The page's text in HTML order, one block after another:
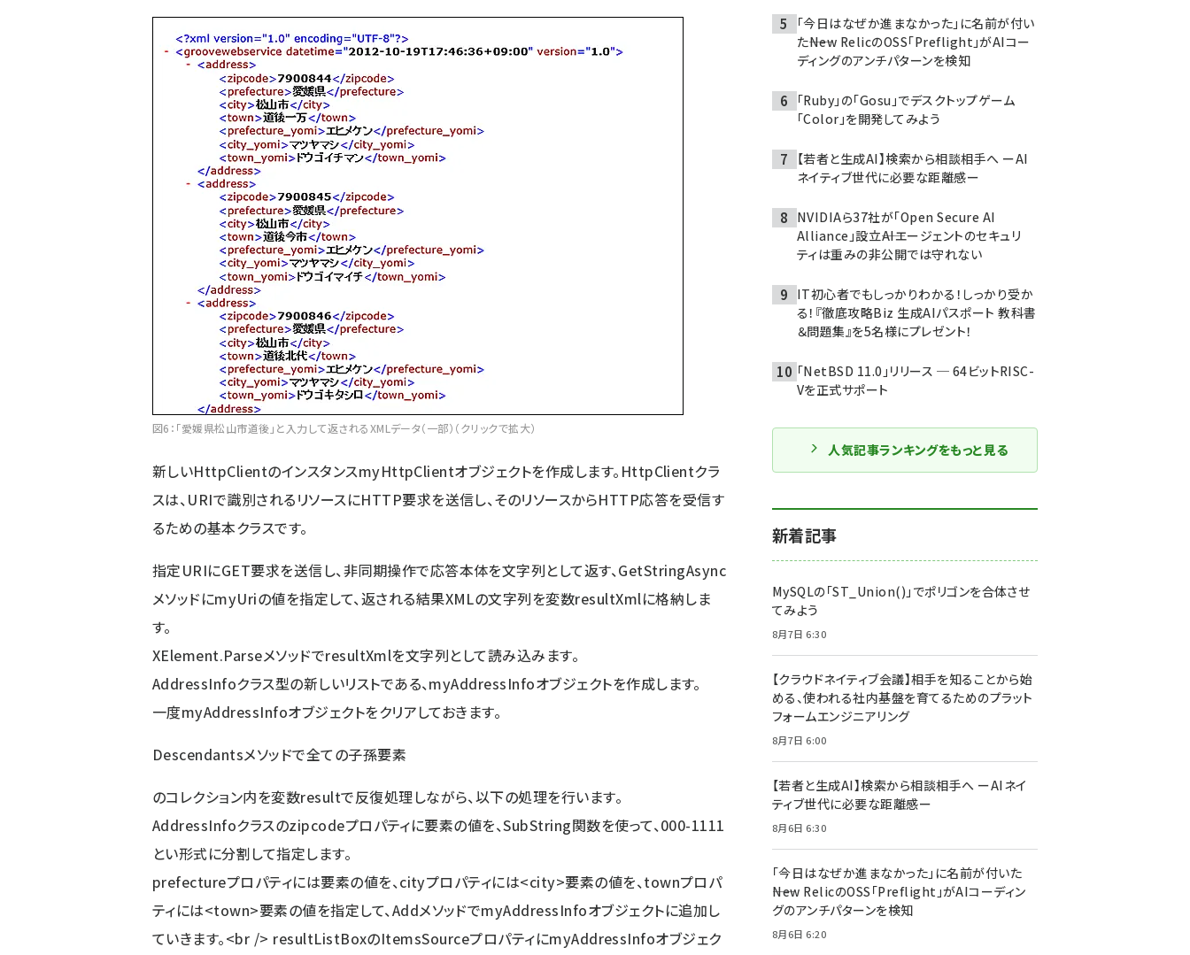
図6：「愛媛県松山市道後」と入力して返されるXMLデータ（一部）（クリックで拡大）
新しいHttpClientのインスタンスmyHttpClientオブジェクトを作成します。HttpClientクラ
スは、URIで識別されるリソースにHTTP要求を送信し、そのリソースからHTTP応答を受信す
るための基本クラスです。
指定URIにGET要求を送信し、非同期操作で応答本体を文字列として返す、GetStringAsync
メソッドにmyUriの値を指定して、返される結果XMLの文字列を変数resultXmlに格納しま
す。
XElement.ParseメソッドでresultXmlを文字列として読み込みます。
AddressInfoクラス型の新しいリストである、myAddressInfoオブジェクトを作成します。
一度myAddressInfoオブジェクトをクリアしておきます。
Descendantsメソッドで全ての子孫要素
のコレクション内を変数resultで反復処理しながら、以下の処理を行います。
AddressInfoクラスのzipcodeプロパティに要素の値を、SubString関数を使って、000-1111
とい形式に分割して指定します。
prefectureプロパティには要素の値を、cityプロパティには<city>要素の値を、townプロパ
ティには<town>要素の値を指定して、AddメソッドでmyAddressInfoオブジェクトに追加し
ていきます。<br /> resultListBoxのItemsSourceプロパティにmyAddressInfoオブジェク
「今日はなぜか進まなかった」に名前が付い
た――New RelicのOSS「Preflight」がAIコー
ディングのアンチパターンを検知
「Ruby」の「Gosu」でデスクトップゲーム
「Color」を開発してみよう
【若者と生成AI】検索から相談相手へ ーAI
ネイティブ世代に必要な距離感ー
NVIDIAら37社が「Open Secure AI
Alliance」設立――AIエージェントのセキュリ
ティは重みの非公開では守れない
IT初心者でもしっかりわかる！しっかり受か
る！『徹底攻略Biz 生成AIパスポート 教科書
＆問題集』を5名様にプレゼント！
「NetBSD 11.0」リリース ─ 64ビットRISC-
Vを正式サポート
人気記事ランキングをもっと見る
新着記事
MySQLの「ST_Union()」でポリゴンを合体させ
てみよう
8月7日 6:30
【クラウドネイティブ会議】相手を知ることから始
める、使われる社内基盤を育てるためのプラット
フォームエンジニアリング
8月7日 6:00
【若者と生成AI】検索から相談相手へ ーAIネイ
ティブ世代に必要な距離感ー
8月6日 6:30
「今日はなぜか進まなかった」に名前が付いた
――New RelicのOSS「Preflight」がAIコーディン
グのアンチパターンを検知
8月6日 6:20